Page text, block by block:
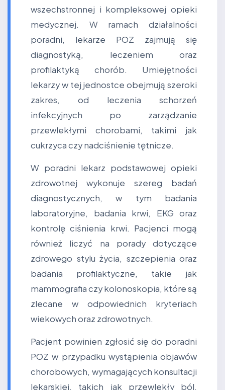
wszechstronnej i kompleksowej opieki
medycznej. W ramach działalności
poradni, lekarze POZ zajmują się
diagnostyką, leczeniem oraz
profilaktyką chorób. Umiejętności
lekarzy w tej jednostce obejmują szeroki
zakres, od leczenia schorzeń
infekcyjnych po zarządzanie
przewlekłymi chorobami, takimi jak
cukrzyca czy nadciśnienie tętnicze.
W poradni lekarz podstawowej opieki
zdrowotnej wykonuje szereg badań
diagnostycznych, w tym badania
laboratoryjne, badania krwi, EKG oraz
kontrolę ciśnienia krwi. Pacjenci mogą
również liczyć na porady dotyczące
zdrowego stylu życia, szczepienia oraz
badania profilaktyczne, takie jak
mammografia czy kolonoskopia, które są
zlecane w odpowiednich kryteriach
wiekowych oraz zdrowotnych.
Pacjent powinien zgłosić się do poradni
POZ w przypadku wystąpienia objawów
chorobowych, wymagających konsultacji
lekarskiej, takich jak przewlekły ból,